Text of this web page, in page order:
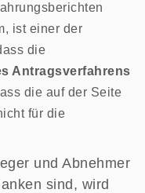
ist einer der
die
Antragsverfahrens
die auf der Seite
für die
und Abnehmer
sind, wird